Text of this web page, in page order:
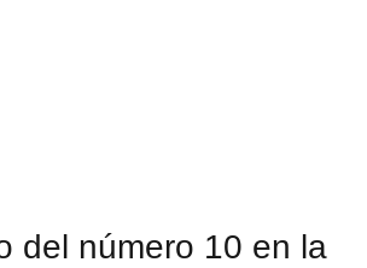
del número 10 en la